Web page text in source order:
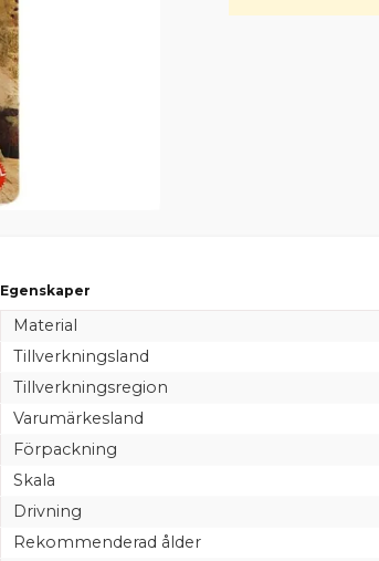
Egenskaper
Material
Tillverkningsland
Tillverkningsregion
Varumärkesland
Förpackning
Skala
Drivning
Rekommenderad ålder